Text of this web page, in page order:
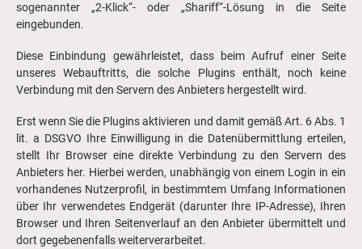
sogenannter „2-Klick“- oder „Shariff“-Lösung in die Seite
eingebunden.
Diese Einbindung gewährleistet, dass beim Aufruf einer Seite
unseres Webauftritts, die solche Plugins enthält, noch keine
Verbindung mit den Servern des Anbieters hergestellt wird.
Erst wenn Sie die Plugins aktivieren und damit gemäß Art. 6 Abs. 1
lit. a DSGVO Ihre Einwilligung in die Datenübermittlung erteilen,
stellt Ihr Browser eine direkte Verbindung zu den Servern des
Anbieters her. Hierbei werden, unabhängig von einem Login in ein
vorhandenes Nutzerprofil, in bestimmtem Umfang Informationen
über Ihr verwendetes Endgerät (darunter Ihre IP-Adresse), Ihren
Browser und Ihren Seitenverlauf an den Anbieter übermittelt und
dort gegebenenfalls weiterverarbeitet.